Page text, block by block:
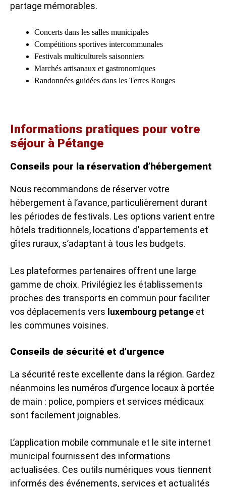
partage mémorables.
Concerts dans les salles municipales
Compétitions sportives intercommunales
Festivals multiculturels saisonniers
Marchés artisanaux et gastronomiques
Randonnées guidées dans les Terres Rouges
Informations pratiques pour votre
séjour à Pétange
Conseils pour la réservation d’hébergement
Nous recommandons de réserver votre
hébergement à l’avance, particulièrement durant
les périodes de festivals. Les options varient entre
hôtels traditionnels, locations d’appartements et
gîtes ruraux, s’adaptant à tous les budgets.
Les plateformes partenaires offrent une large
gamme de choix. Privilégiez les établissements
proches des transports en commun pour faciliter
vos déplacements vers luxembourg petange et
les communes voisines.
Conseils de sécurité et d’urgence
La sécurité reste excellente dans la région. Gardez
néanmoins les numéros d’urgence locaux à portée
de main : police, pompiers et services médicaux
sont facilement joignables.
L’application mobile communale et le site internet
municipal fournissent des informations
actualisées. Ces outils numériques vous tiennent
informés des événements, services et actualités